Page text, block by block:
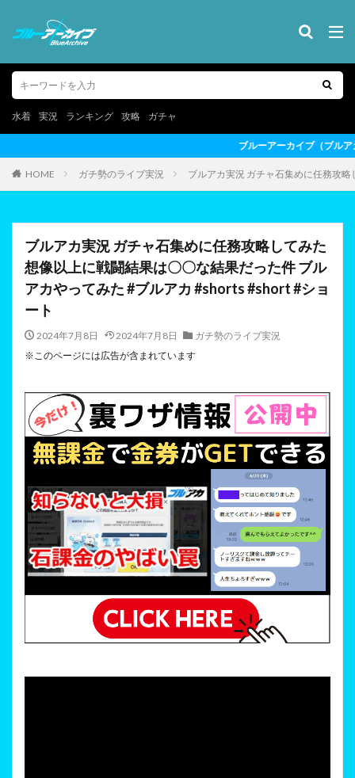
水着 実況 ランキング 攻略 ガチャ
ブルーアーカイブ（ブルアカ）の最新情報を動画形式でお届
HOME ガチ勢のライブ実況 ブルアカ実況 ガチャ石集めに任務攻
ブルアカ実況 ガチャ石集めに任務攻略してみた
想像以上に戦闘結果は〇〇な結果だった件 ブル
アカやってみた #ブルアカ #shorts #short #ショ
ート
2024年7月8日 2024年7月8日
ガチ勢のライブ実況
※このページには広告が含まれています